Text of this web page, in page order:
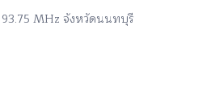
93.75 MHz จังหวัดนนทบุรี